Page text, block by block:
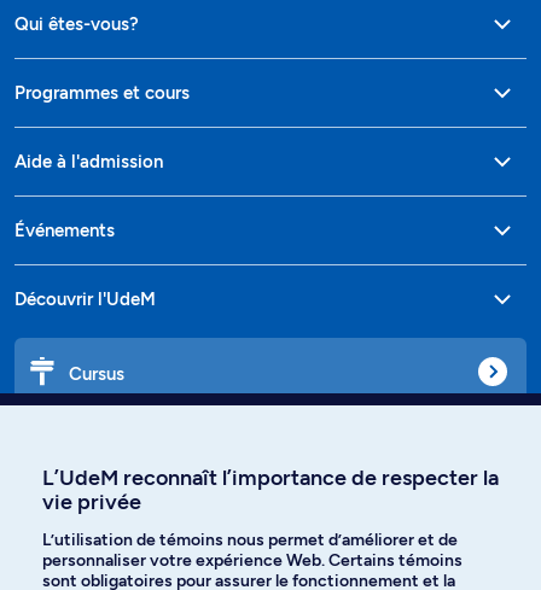
Qui êtes-vous?
Programmes et cours
Aide à l'admission
Événements
Découvrir l'UdeM
Cursus
Langues
L’UdeM reconnaît l’importance de respecter la
vie privée
L’utilisation de témoins nous permet d’améliorer et de
personnaliser votre expérience Web. Certains témoins
sont obligatoires pour assurer le fonctionnement et la